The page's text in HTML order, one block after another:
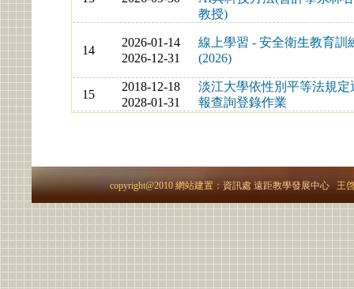
教授)
14
2026-01-14
2026-12-31
線上學習 - 安全衛生教育訓
(2026)
15
2018-12-18
2028-01-31
淡江大學依性別平等法規定
報查詢登錄作業
copyright@2010 網站建置： 資訊處 遠距教學發展中心王